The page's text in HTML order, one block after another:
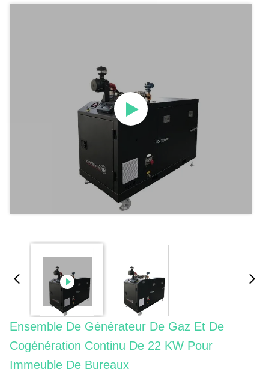
Ensemble De Générateur De Gaz Et De
Cogénération Continu De 22 KW Pour
Immeuble De Bureaux